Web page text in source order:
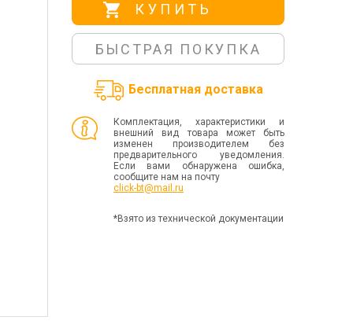
КУПИТЬ
БЫСТРАЯ ПОКУПКА
Бесплатная доставка
Комплектация, характеристики и
внешний вид товара может быть
изменен производителем без
предварительного уведомления.
Если вами обнаружена ошибка,
сообщите нам на почту
click-bt@mail.ru
*Взято из технической документации